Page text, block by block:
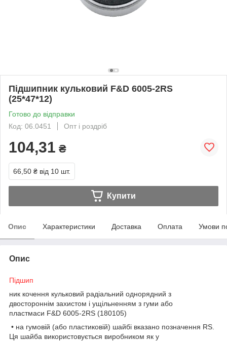
Підшипник кульковий F&D 6005-2RS
(25*47*12)
Готово до відправки
Код: 06.0451
Опт і роздріб
104,31 ₴
66,50 ₴ від 10 шт.
Купити
Опис Характеристики Доставка Оплата Умови
Опис
Підшип
ник кочення кульковий радіальний однорядний з
двостороннім захистом і ущільненням з гуми або
пластмаси F&D 6005-2RS (180105)
• на гумовій (або пластиковій) шайбі вказано позначення RS.
Ця шайба використовується виробником як у